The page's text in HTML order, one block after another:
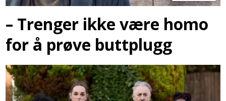
– Trenger ikke være homo
for å prøve buttplugg